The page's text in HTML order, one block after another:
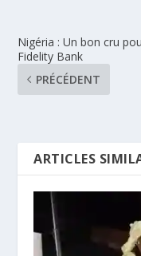
Nigéria : Un bon cru
Fidelity Bank
PRÉCÉDENT
ARTICLES